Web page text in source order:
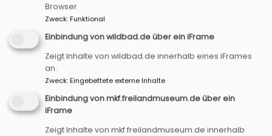
Programmflyer
April-Juli 2026
Hier finden Sie unseren aktuellen Programmflyer
zum Herunterladen!
Browser
Zweck:Funktional
Einbindung von wildbad.de über ein iFrame
Zeigt Inhalte von wildbad.de innerhalb eines iFrames
an.
Zweck:Eingebettete externe Inhalte
Einbindung von mkf.freilandmuseum.de über ein
iFrame
Zeigt Inhalte von mkf.freilandmuseum.de innerhalb